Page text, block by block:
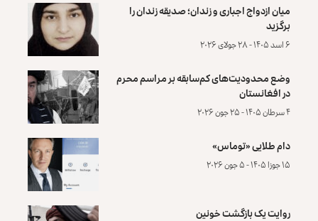
میان ازدواج اجباری و زندان؛ صدیقه زندان را
برگزید
۶ اسد ۱۴۰۵ - ۲۸ جولای ۲۰۲۶
وضع محدودیت‌های کم‌سابقه بر مراسم محرم
در افغانستان
۴ سرطان ۱۴۰۵ - ۲۵ جون ۲۰۲۶
دام طلایی «توماس»
۱۵ جوزا ۱۴۰۵ - ۵ جون ۲۰۲۶
روایت یک بازگشت خونین